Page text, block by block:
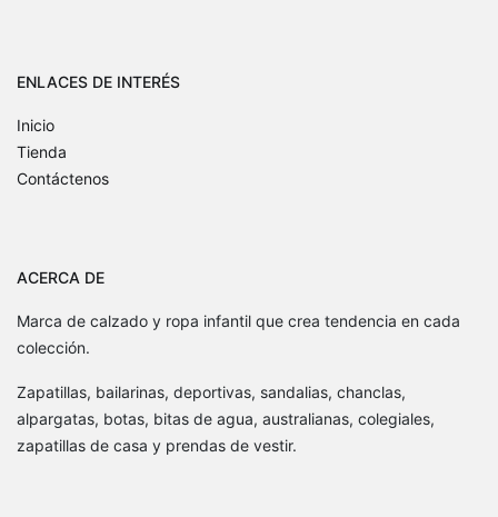
ENLACES DE INTERÉS
Inicio
Tienda
Contáctenos
ACERCA DE
Marca de calzado y ropa infantil que crea tendencia en cada
colección.
Zapatillas, bailarinas, deportivas, sandalias, chanclas,
alpargatas, botas, bitas de agua, australianas, colegiales,
zapatillas de casa y prendas de vestir.